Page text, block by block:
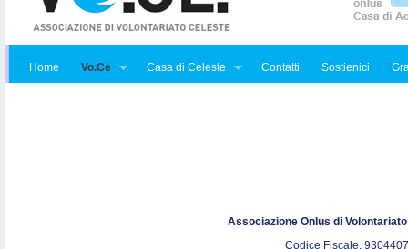
Home Vo.Ce Casa di Celeste Contatti Sostienici
Associazione Onlus di
Codice Fiscale.